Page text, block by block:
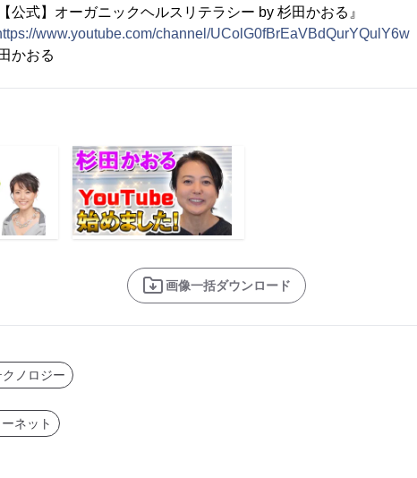
公式】オーガニックヘルスリテラシー by 杉田かおる』
www.youtube.com/channel/UColG0fBrEaVBdQurYQulY6w
おる
画像一括ダウンロード
クノロジー
ネット